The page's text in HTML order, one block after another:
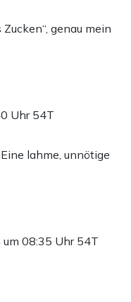
genau mein
Uhr 54T
lahme, unnötige
08:35 Uhr 54T